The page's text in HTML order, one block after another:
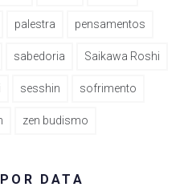
palestra pensamentos
sabedoria Saikawa Roshi
sesshin sofrimento
zen budismo
DATA